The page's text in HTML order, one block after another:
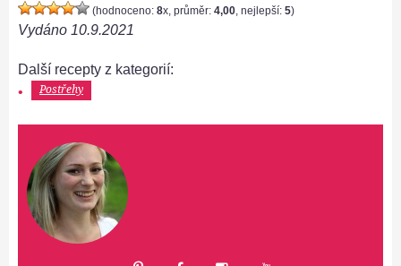
(hodnoceno: 8x, průměr: 4,00, nejlepší: 5)
Vydáno 10.9.2021
Další recepty z kategorií:
Postřehy